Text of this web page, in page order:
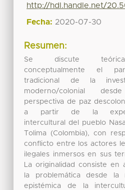
http://hdl.handle.net/
Fecha: 2020-07-30
Resumen:
Se discute
conceptualmente el
tradicional de la
moderno/colonial
perspectiva de paz
a partir de la
intercultural del pueblo
Tolima (Colombia), con
conflicto entre los actores
ilegales inmersos en sus
La originalidad consiste en
la problemática desde la
epistémica de la